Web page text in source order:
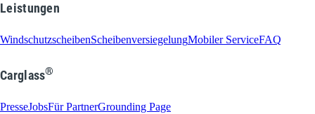
Leistungen
WindschutzscheibenScheibenversiegelungMobiler ServiceFAQ
Carglass®
PresseJobsFür PartnerGrounding Page